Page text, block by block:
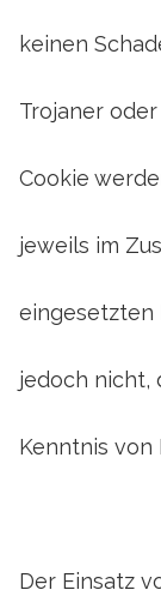
keinen
Trojaner
Cookie
jeweils im
eingesetzten
jedoch nicht,
Kenntnis
Der Einsatz